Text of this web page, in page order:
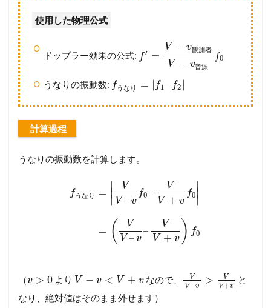
使用した物理公式
ドップラー効果の公式: f′ =
V − v観測者
V − v音源
f0
うなりの振動数: fう な り = f1– f2
計算過程
うなりの振動数を計算します。
fう な り =
∣
∣
∣
V
V –v
f0–
V
V + v
f0
∣
∣
∣
= (
V
V –v
–
V
V + v ) f0
（v > 0より V − v < V + v なので、
V
V−v >
V
V+v
と
なり、絶対値はそのまま外せます）